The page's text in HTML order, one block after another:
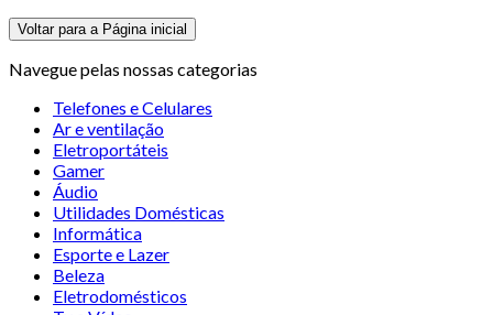
Voltar para a Página inicial
Navegue pelas nossas categorias
Telefones e Celulares
Ar e ventilação
Eletroportáteis
Gamer
Áudio
Utilidades Domésticas
Informática
Esporte e Lazer
Beleza
Eletrodomésticos